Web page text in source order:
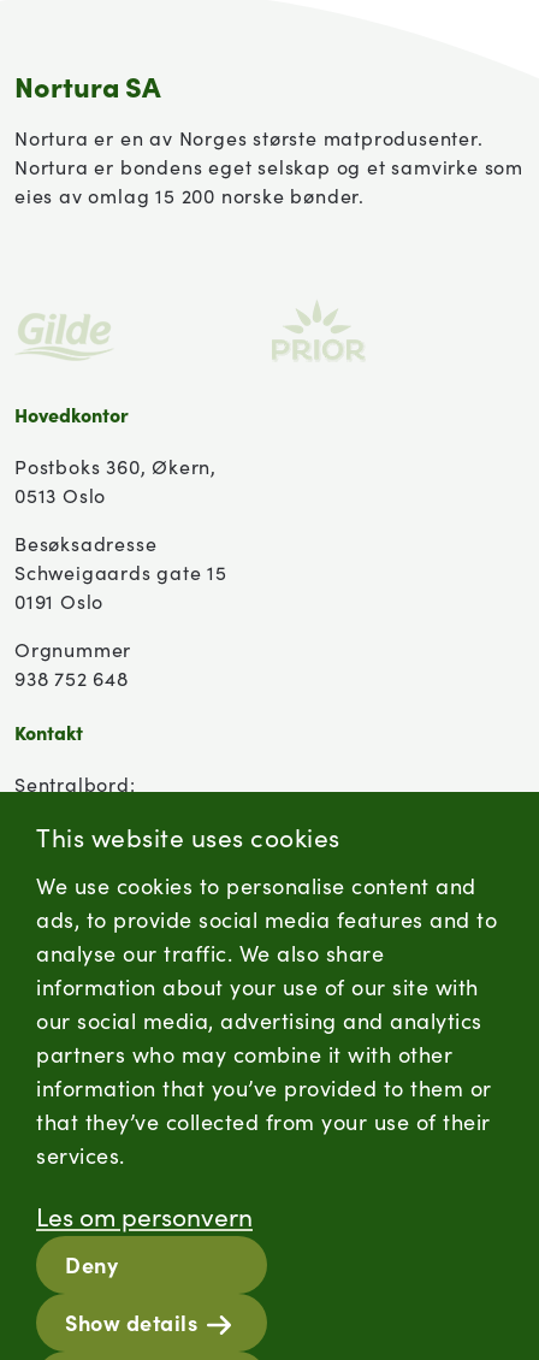
This website uses cookies
We use cookies to personalise content and
ads, to provide social media features and to
analyse our traffic. We also share
information about your use of our site with
our social media, advertising and analytics
partners who may combine it with other
information that you’ve provided to them or
that they’ve collected from your use of their
services.
Deny
Show details
Les om personvern
Nortura SA
Nortura er en av Norges største matprodusenter.
Nortura er bondens eget selskap og et samvirke som
eies av omlag 15 200 norske bønder.
Hovedkontor
Postboks 360, Økern,
0513 Oslo
Besøksadresse
Schweigaards gate 15
0191 Oslo
Orgnummer
938 752 648
Kontakt
Sentralbord:
Kontaktskjema
firmapost@nortura.no
LinkedInFacebookInstagram
RSS
Informasjonskapsler